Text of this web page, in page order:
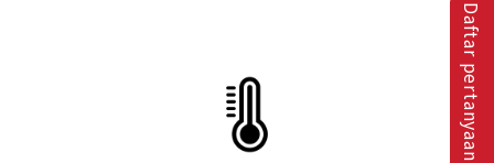
Daftar pertanyaan